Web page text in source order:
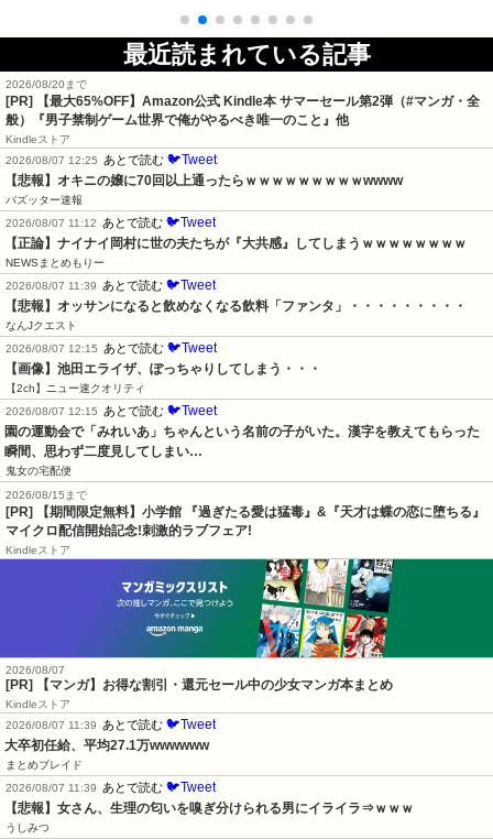
最近読まれている記事
2026/08/20まで
[PR]
【最大65%OFF】Amazon公式 Kindle本 サマーセール第2弾（#マンガ・全
般）『男子禁制ゲーム世界で俺がやるべき唯一のこと』他
Kindleストア
2026/08/07 12:25
あとで読む 🐦Tweet
【悲報】オキニの嬢に70回以上通ったらｗｗｗｗｗｗｗｗｗwwww
バズッター速報
2026/08/07 11:12
あとで読む 🐦Tweet
【正論】ナイナイ岡村に世の夫たちが『大共感』してしまうｗｗｗｗｗｗｗｗ
NEWSまとめもりー
2026/08/07 11:39
あとで読む 🐦Tweet
【悲報】オッサンになると飲めなくなる飲料「ファンタ」・・・・・・・・・
なんJクエスト
2026/08/07 12:15
あとで読む 🐦Tweet
【画像】池田エライザ、ぽっちゃりしてしまう・・・
【2ch】ニュー速クオリティ
2026/08/07 12:15
あとで読む 🐦Tweet
園の運動会で「みれいあ」ちゃんという名前の子がいた。漢字を教えてもらった
瞬間、思わず二度見してしまい…
鬼女の宅配便
2026/08/15まで
[PR] 【期間限定無料】小学館 『過ぎたる愛は猛毒』&『天才は蝶の恋に堕ちる』
マイクロ配信開始記念!刺激的ラブフェア!
Kindleストア
2026/08/07
[PR] 【マンガ】お得な割引・還元セール中の少女マンガ本まとめ
Kindleストア
2026/08/07 11:39
あとで読む 🐦Tweet
大卒初任給、平均27.1万wwwwww
まとめブレイド
2026/08/07 11:39
あとで読む 🐦Tweet
【悲報】女さん、生理の匂いを嗅ぎ分けられる男にイライラ⇒ｗｗｗ
うしみつ